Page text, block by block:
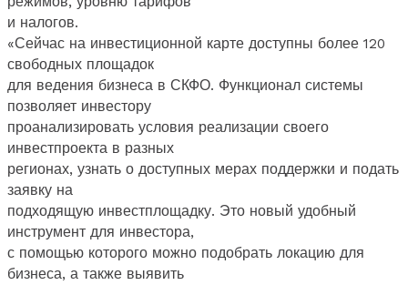
и налогов.
«Сейчас на инвестиционной карте доступны более 120
свободных площадок
для ведения бизнеса в СКФО. Функционал системы
позволяет инвестору
проанализировать условия реализации своего
инвестпроекта в разных
регионах, узнать о доступных мерах поддержки и подать
заявку на
подходящую инвестплощадку. Это новый удобный
инструмент для инвестора,
с помощью которого можно подобрать локацию для
бизнеса, а также выявить